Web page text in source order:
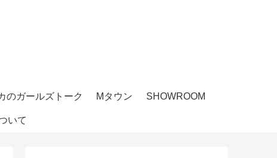
のガールズトーク Mタウン SHOWROOM
いて